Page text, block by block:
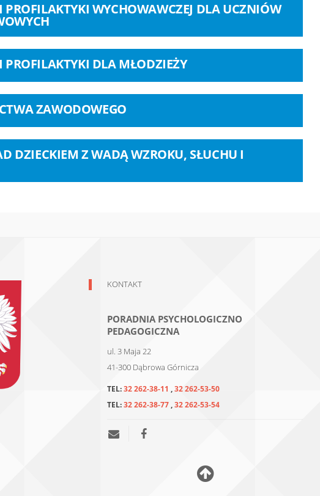
WYCHOWAWCZEJ DLA UCZNIÓW
DLA MŁODZIEŻY
ZAWODOWEGO
DZIECKIEM Z WADĄ WZROKU, SŁUCHU I
KONTAKT
PORADNIA PSYCHOLOGICZNO
PEDAGOGICZNA
ul. 3 Maja 22
41-300 Dąbrowa Górnicza
TEL:32 262-38-11 ,32 262-53-50
TEL:32 262-38-77,32 262-53-54